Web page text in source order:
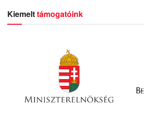
Kiemelttámogatóink